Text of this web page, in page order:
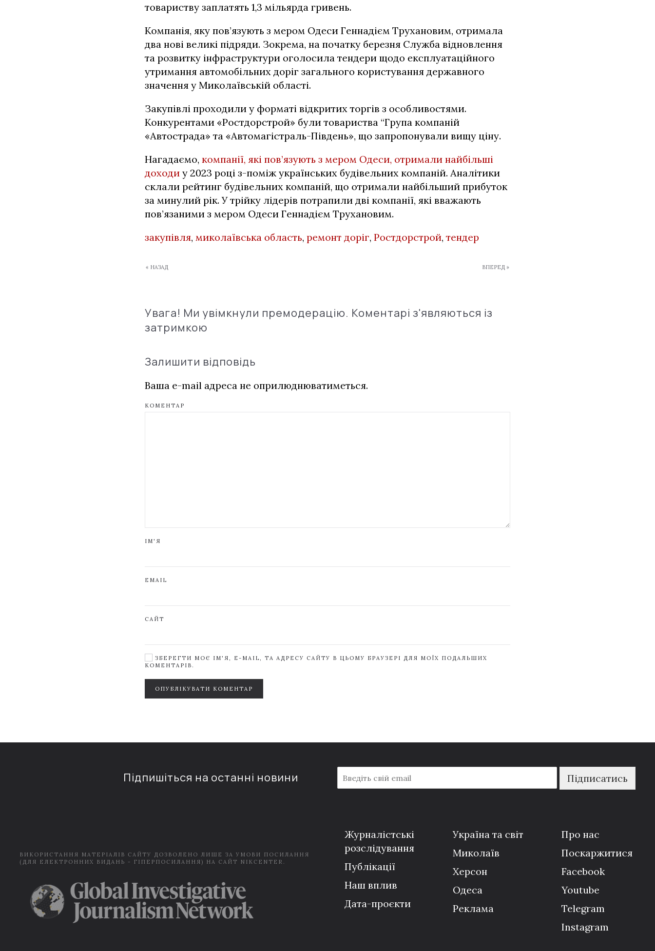
товариству заплатять 1,3 мільярда гривень.
Компанія, яку пов’язують з мером Одеси Геннадієм Трухановим, отримала
два нові великі підряди. Зокрема, на початку березня Служба відновлення
та розвитку інфраструктури оголосила тендери щодо експлуатаційного
утримання автомобільних доріг загального користування державного
значення у Миколаївській області.
Закупівлі проходили у форматі відкритих торгів з особливостями.
Конкурентами «Ростдорстрой» були товариства “Група компаній
«Автострада» та «Автомагістраль-Південь», що запропонували вищу ціну.
Нагадаємо, компанії, які пов’язують з мером Одеси, отримали найбільші
доходи у 2023 році з-поміж українських будівельних компаній. Аналітики
склали рейтинг будівельних компаній, що отримали найбільший прибуток
за минулий рік. У трійку лідерів потрапили дві компанії, які вважають
пов’язаними з мером Одеси Геннадієм Трухановим.
закупівля, миколаївська область, ремонт доріг, Ростдорстрой, тендер
« НАЗАД ВПЕРЕД »
Увага! Ми увімкнули премодерацію. Коментарі з'являються із
затримкою
Залишити відповідь
Ваша e-mail адреса не оприлюднюватиметься.
КОМЕНТАР
ІМ'Я
EMAIL
САЙТ
ЗБЕРЕГТИ МОЄ ІМ'Я, E-MAIL, ТА АДРЕСУ САЙТУ В ЦЬОМУ БРАУЗЕРІ ДЛЯ МОЇХ ПОДАЛЬШИХ
КОМЕНТАРІВ.
ОПУБЛІКУВАТИ КОМЕНТАР
Підпишіться на останні новини
m
a
Підписатись
ВИКОРИСТАННЯ МАТЕРІАЛІВ САЙТУ ДОЗВОЛЕНО ЛИШЕ ЗА УМОВИ ПОСИЛАННЯ
(ДЛЯ ЕЛЕКТРОННИХ ВИДАНЬ - ГІПЕРПОСИЛАННЯ) НА САЙТ NIKCENTER.
Журналістські
розслідування
Публікації
Наш вплив
Дата-проєкти
Україна та світ
Миколаїв
Херсон
Одеса
Реклама
Про нас
Поскаржитися
Facebook
Youtube
Telegram
Instagram